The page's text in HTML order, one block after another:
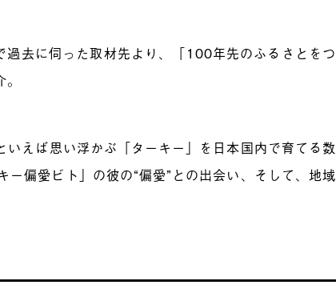
去に伺った取材先より、「100年先のふるさとをつ
いえば思い浮かぶ「ターキー」を日本国内で育てる数
ー偏愛ビト」の彼の“偏愛”との出会い、そして、地域